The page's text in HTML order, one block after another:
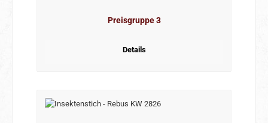
Preisgruppe 3
Details